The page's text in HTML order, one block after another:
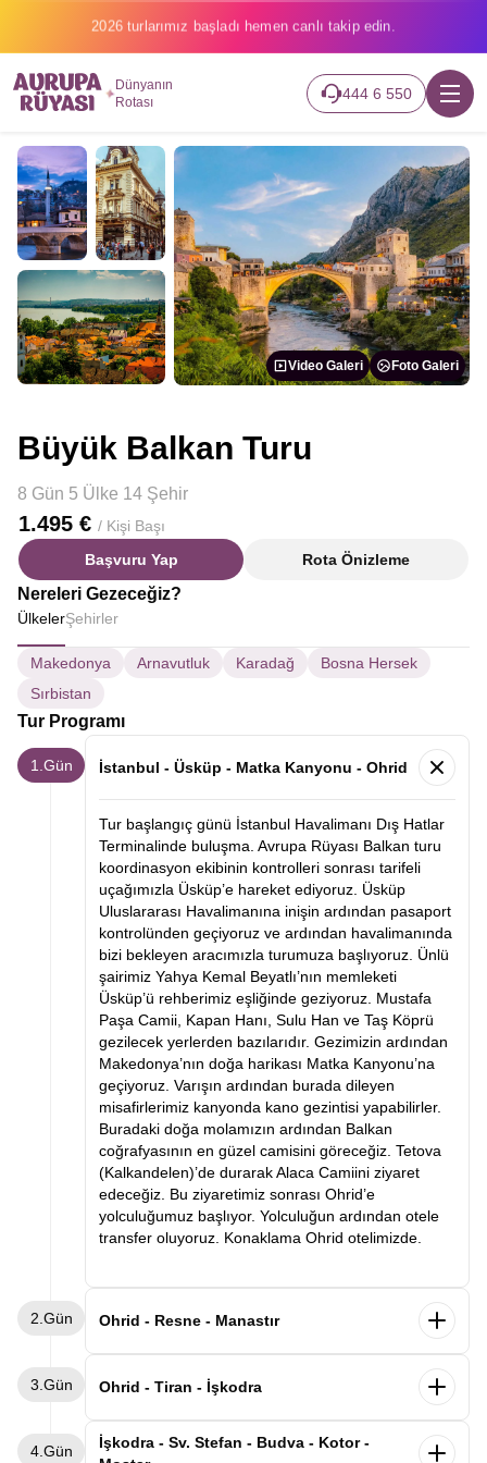
2026 turlarımız başladı hemen canlı takip edin.
Dünyanın
Rotası
444 6 550
Video Galeri Foto Galeri
Büyük Balkan Turu
8 Gün 5 Ülke 14 Şehir
1.495 € / Kişi Başı
Başvuru Yap
Rota Önizleme
Nereleri Gezeceğiz?
ÜlkelerŞehirler
Makedonya Arnavutluk Karadağ
Bosna Hersek
Sırbistan
Tur Programı
1.Gün İstanbul - Üsküp - Matka Kanyonu - Ohrid
Tur başlangıç günü İstanbul Havalimanı Dış Hatlar
Terminalinde buluşma. Avrupa Rüyası Balkan turu
koordinasyon ekibinin kontrolleri sonrası tarifeli
uçağımızla Üsküp’e hareket ediyoruz. Üsküp
Uluslararası Havalimanına inişin ardından pasaport
kontrolünden geçiyoruz ve ardından havalimanında
bizi bekleyen aracımızla turumuza başlıyoruz. Ünlü
şairimiz Yahya Kemal Beyatlı’nın memleketi
Üsküp’ü rehberimiz eşliğinde geziyoruz. Mustafa
Paşa Camii, Kapan Hanı, Sulu Han ve Taş Köprü
gezilecek yerlerden bazılarıdır. Gezimizin ardından
Makedonya’nın doğa harikası Matka Kanyonu’na
geçiyoruz. Varışın ardından burada dileyen
misafirlerimiz kanyonda kano gezintisi yapabilirler.
Buradaki doğa molamızın ardından Balkan
coğrafyasının en güzel camisini göreceğiz. Tetova
(Kalkandelen)’de durarak Alaca Camiini ziyaret
edeceğiz. Bu ziyaretimiz sonrası Ohrid’e
yolculuğumuz başlıyor. Yolculuğun ardından otele
transfer oluyoruz. Konaklama Ohrid otelimizde.
2.Gün Ohrid - Resne - Manastır
durağımız olan Resne’ye vardıktan sonra
edeceğiz. Ardından Manastır şehrine geçeceğiz.
3.Gün Ohrid - Tiran - İşkodra
Sabah kahvaltının ardından otelimizden ayrılarak
Arnavutluk’un başkenti Tiran’a hareket ediyoruz.
4.Gün
İşkodra - Sv. Stefan - Budva - Kotor -